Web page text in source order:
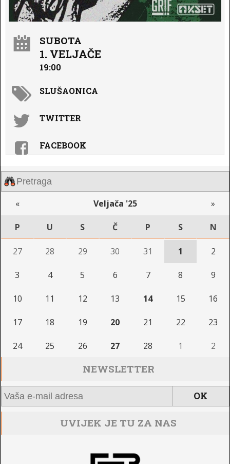
SUBOTA
1. VELJAČE
19:00
SLUŠAONICA
TWITTER
FACEBOOK
« Veljača '25 »
P U S Č P S N
27 28 29 30 31 1 2
3 4 5 6 7 8 9
10 11 12 13 14 15 16
17 18 19 20 21 22 23
24 25 26 27 28 1 2
NEWSLETTER
UVIJEK JE TU ZA NAS